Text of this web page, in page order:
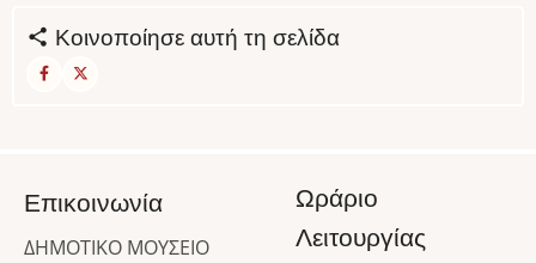
Κοινοποίησε αυτή τη σελίδα
Επικοινωνία
ΔΗΜΟΤΙΚΟ ΜΟΥΣΕΙΟ
Ωράριο
Λειτουργίας